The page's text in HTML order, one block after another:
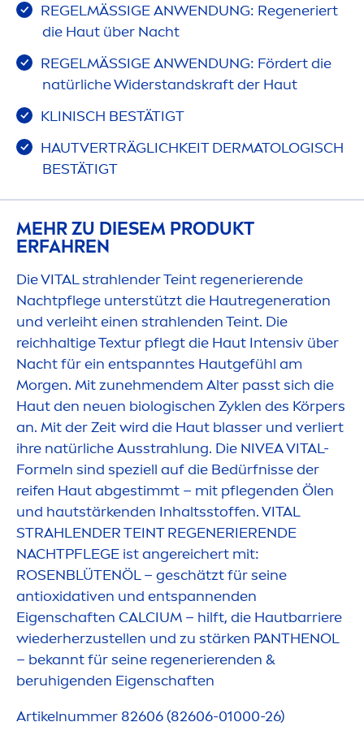
REGELMÄSSIGE ANWENDUNG: Regeneriert
die Haut über Nacht
REGELMÄSSIGE ANWENDUNG: Fördert die
natürliche Widerstandskraft der Haut
KLINISCH BESTÄTIGT
HAUTVERTRÄGLICHKEIT DERMATOLOGISCH
BESTÄTIGT
MEHR ZU DIESEM PRODUKT
ERFAHREN
DieVITALstrahlender Teint regenerierende
Nachtpflege unterstützt die Hautregeneration
und verleiht einen strahlenden Teint. Die
reichhaltige Textur pflegt die Haut Intensiv über
Nacht für ein entspanntes Hautgefühl am
Morgen. Mit zunehmendem Alter passt sich die
Haut den neuen biologischen Zyklen des Körpers
an. Mit der Zeit wird die Haut blasser und verliert
ihre natürliche Ausstrahlung. Die NIVEAVITAL-
Formeln sind speziell auf die Bedürfnisse der
reifen Haut abgestimmt – mit pflegenden Ölen
und hautstärkenden Inhaltsstoffen.VITAL
STRAHLENDER TEINT REGENERIERENDE
NACHTPFLEGE ist angereichert mit:
ROSENBLÜTENÖL – geschätzt für seine
antioxidativen und entspannenden
Eigenschaften CALCIUM – hilft, die Hautbarriere
wiederherzustellen und zu stärken PANTHENOL
– bekannt für seine regenerierenden &
beruhigenden Eigenschaften
Artikelnummer 82606 (82606-01000-26)